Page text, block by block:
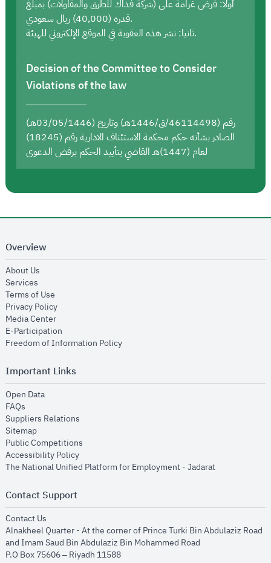
أولا: فرض غرامة على (شركة فداك للطرق والمقاولات) بمبلغ
قدره (40,000) ريال سعودي.
ثانيا: نشر هذه العقوبة في الموقع الإلكتروني للهيئة.
Decision of the Committee to Consider
Violations of the law
رقم (46114498/ق/1446هـ) وتاريخ (03/05/1446هـ)
الصادر بشأنه حكم محكمة الاستئناف الادارية رقم (18245)
لعام (1447)هـ القاضي بتأييد الحكم برفض الدعوى
Overview
About Us
Services
Terms of Use
Privacy Policyopens in new window
Media Centeropens in new window
E-Participation
Freedom of Information Policyopens in new window
Important Links
Open Dataopens in new window
FAQs
Suppliers Relations
Sitemapopens in new window
Public Competitions
Accessibility Policyopens in new window
The National Unified Platform for Employment - Jadaratopens in new
Contact Support
Contact Us
Alnakheel Quarter - At the corner of Prince Turki Bin Abdulaziz Road
and Imam Saud Bin Abdulaziz Bin Mohammed Road​
P.O Box 75606 – Riyadh 11588